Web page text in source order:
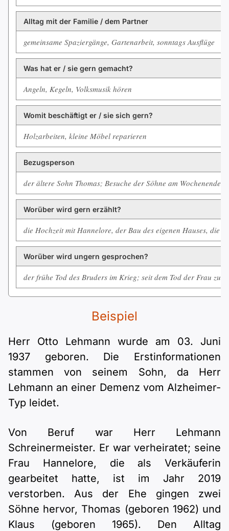
Alltag mit der Familie / dem Partner
gemeinsame Spaziergänge, Gartenarbeit, sonntags Ausflüge
Was hat er / sie gern gemacht?
Angeln, Kegeln, Volksmusik hören
Womit beschäftigt er / sie sich gern?
Holzarbeiten, kleine Möbel reparieren
Bezugsperson
der ältere Sohn Thomas; Besuche der Söhne am Wochenende
Worüber wird gern erzählt?
die Hochzeit mit Hannelore, der Bau des eigenen Hauses, die
Worüber wird ungern gesprochen?
der frühe Tod des Bruders im Krieg; seit dem Tod der Frau
Beispiel
Herr Otto Lehmann wurde am 03. Juni
1937 geboren. Die Erstinformationen
stammen von seinem Sohn, da Herr
Lehmann an einer Demenz vom Alzheimer-
Typ leidet.
Von Beruf war Herr Lehmann
Schreinermeister. Er war verheiratet; seine
Frau Hannelore, die als Verkäuferin
gearbeitet hatte, ist im Jahr 2019
verstorben. Aus der Ehe gingen zwei
Söhne hervor, Thomas (geboren 1962) und
Klaus (geboren 1965). Den Alltag